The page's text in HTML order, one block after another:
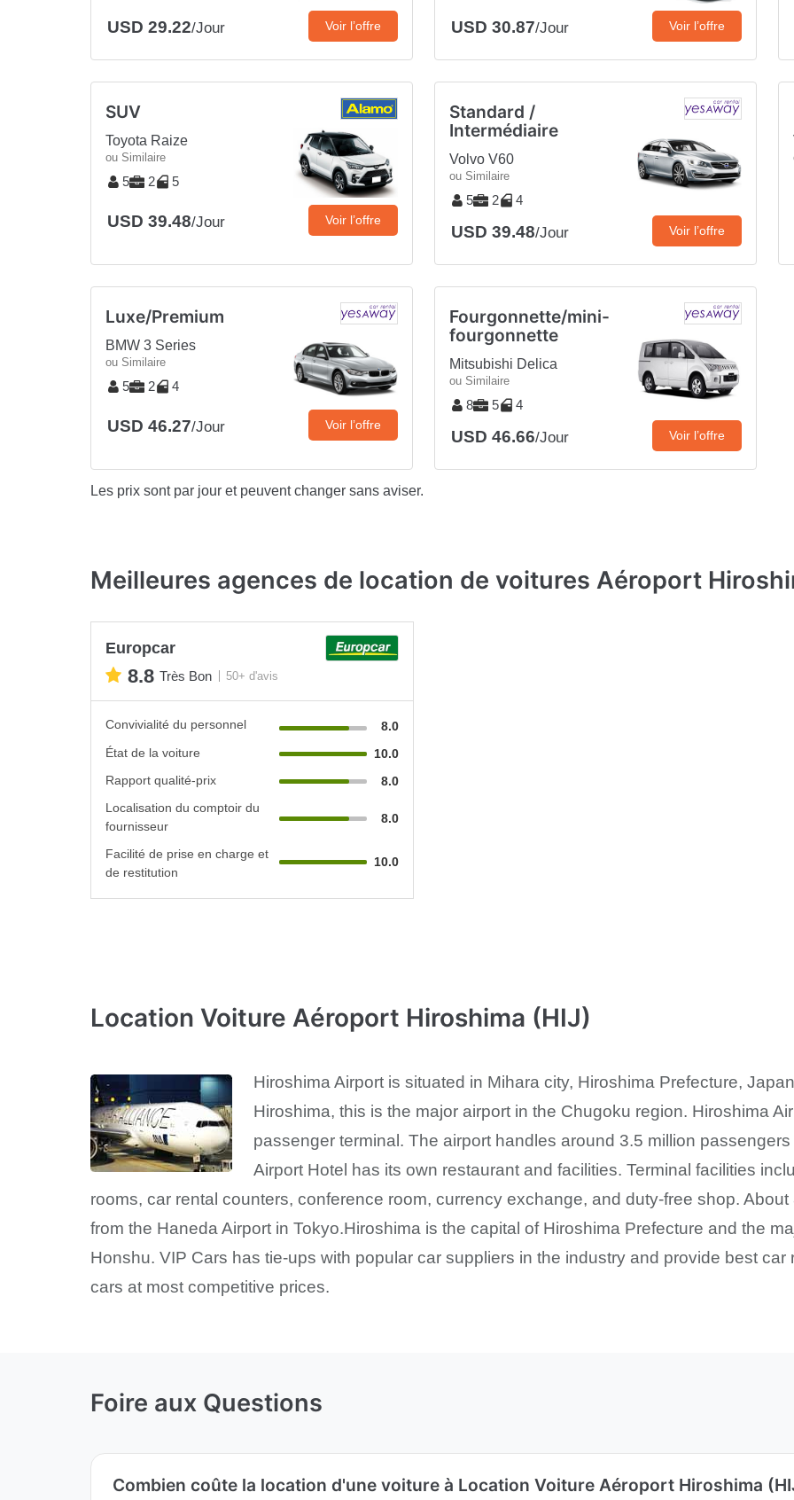
USD 29.22/Jour Voir l’offre USD 30.87/Jour Voir l’offre
SUV
Toyota Raize
ou Similaire
5 2 5
USD 39.48/Jour Voir l’offre
Standard /
Intermédiaire
Volvo V60
ou Similaire
5 2 4
USD 39.48/Jour Voir l’offre
Luxe/Premium
BMW 3 Series
ou Similaire
5 2 4
USD 46.27/Jour Voir l’offre
Fourgonnette/mini-
fourgonnette
Mitsubishi Delica
ou Similaire
8 5 4
USD 46.66/Jour Voir l’offre
Les prix sont par jour et peuvent changer sans aviser.
Meilleures agences de location de voitures Aéroport
Europcar
8.8 Très Bon 50+ d'avis
Convivialité du personnel
8.0
État de la voiture
10.0
Rapport qualité-prix
8.0
Localisation du comptoir du
fournisseur
8.0
Facilité de prise en charge et
de restitution
10.0
Location Voiture Aéroport Hiroshima (HIJ)
Hiroshima Airport is situated in Mihara city, Hiroshima Prefecture,
Hiroshima, this is the major airport in the Chugoku region. Hiroshima
passenger terminal. The airport handles around 3.5 million
Airport Hotel has its own restaurant and facilities. Terminal facilities
rooms, car rental counters, conference room, currency exchange, and duty-free shop.
from the Haneda Airport in Tokyo.Hiroshima is the capital of Hiroshima Prefecture and the
Honshu. VIP Cars has tie-ups with popular car suppliers in the industry and provide best
cars at most competitive prices.
Foire aux Questions
Combien coûte la location d'une voiture à Location Voiture Aéroport Hiroshima